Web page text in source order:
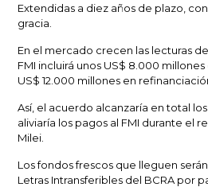
Extendidas a diez años de plazo,
gracia.
En el mercado crecen las lecturas
FMI incluirá unos US$ 8.000
US$ 12.000 millones en
Así, el acuerdo alcanzaría en total los
aliviaría los pagos al FMI durante el
Milei.
Los fondos frescos que lleguen
Letras Intransferibles del BCRA por